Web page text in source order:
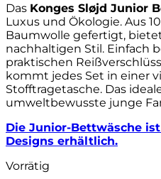
Das Konges Sløjd Junior
Luxus und Ökologie. Aus
Baumwolle gefertigt,
nachhaltigen Stil. Einfach
praktischen
kommt jedes Set in einer
Stofftragetasche. Das
umweltbewusste junge
Die Junior-Bettwäsche
Designs erhältlich.
Vorrätig